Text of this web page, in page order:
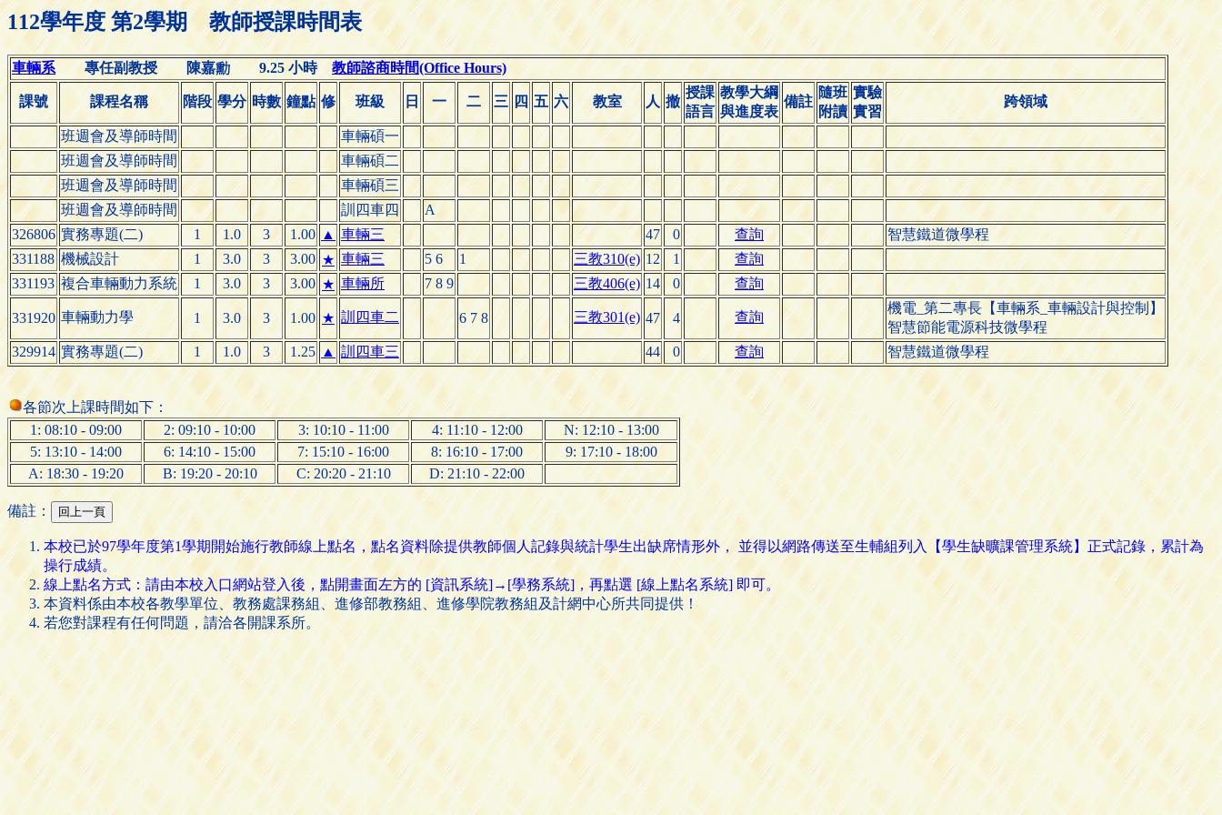
112學年度 第2學期 教師授課時間表
車輛系專任副教授 陳嘉9.25 小時 教師諮商時間(Office Hours)
課號 課程名稱 階段 學分 時數 鐘點 修 班級 日 一 二 三 四 五 六 教室 人 撤
授課
語言
教學大綱
與進度表
備註
隨班
附讀
實驗
實習
跨領域
班週會及導師時間
車輛碩一
班週會及導師時間
車輛碩二
班週會及導師時間
車輛碩三
班週會及導師時間
訓四車四
A
326806 實務專題(二) 1 1.0 3 1.00 ▲ 車輛三 47 0 查詢
智慧鐵道微學程
331188 機械設計 1 3.0 3 3.00 ★ 車輛三 5 6 1 三教310(e) 12 1
查詢
331193 複合車輛動力系統 1 3.0 3 3.00 ★ 車輛所 7 8 9 三教406(e) 14 0 查詢
331920 車輛動力學 1 3.0 3 1.00 ★ 訓四車二 6 7 8 三教301(e) 47 4 查詢
機電_第二專長【車輛系_車輛設計與控制】
智慧節能電源科技微學程
329914 實務專題(二) 1 1.0 3 1.25 ▲ 訓四車三 44 0 查詢 智慧鐵道微學程
各節次上課時間如下：
1: 08:10 - 09:00
2: 09:10 - 10:00 3: 10:10 - 11:00 4: 11:10 - 12:00
N: 12:10 - 13:00
5: 13:10 - 14:00
6: 14:10 - 15:00 7: 15:10 - 16:00 8: 16:10 - 17:00
9: 17:10 - 18:00
A: 18:30 - 19:20
B: 19:20 - 20:10 C: 20:20 - 21:10 D: 21:10 - 22:00
備註：
本校已於97學年度第1學期開始施行教師線上點名，點名資料除提供教師個人記錄與統計學生出缺席情形外， 並得以網路傳送至生輔組列入【學生缺曠課管理系統】正式記錄，累計為
操行成績。
線上點名方式：請由本校入口網站登入後，點開畫面左方的 [資訊系統]→[學務系統]，再點選 [線上點名系統] 即可。
本資料係由本校各教學單位、教務處課務組、進修部教務組、進修學院教務組及計網中心所共同提供！
若您對課程有任何問題，請洽各開課系所。